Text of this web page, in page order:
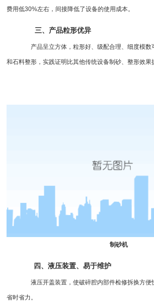
费用低30%左右，间接降低了设备的使用成本。
三、产品粒形优异
产品呈立方体，粒形好、级配合理、细度模数可
和石料整形，实践证明比其他传统设备制砂、整形效果
制砂机
四、液压装置、易于维护
液压开盖装置，使破碎腔内部件检修拆换方便快
省时省力。